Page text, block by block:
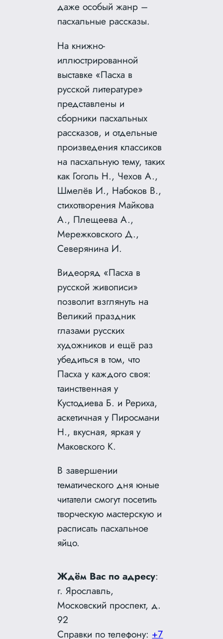
даже особый жанр –
пасхальные рассказы.
На книжно-
иллюстрированной
выставке «Пасха в
русской литературе»
представлены и
сборники пасхальных
рассказов, и отдельные
произведения классиков
на пасхальную тему, таких
как Гоголь Н., Чехов А.,
Шмелёв И., Набоков В.,
стихотворения Майкова
А., Плещеева А.,
Мережковского Д.,
Северянина И.
Видеоряд «Пасха в
русской живописи»
позволит взглянуть на
Великий праздник
глазами русских
художников и ещё раз
убедиться в том, что
Пасха у каждого своя:
таинственная у
Кустодиева Б. и Рериха,
аскетичная у Пиросмани
Н., вкусная, яркая у
Маковского К.
В завершении
тематического дня юные
читатели смогут посетить
творческую мастерскую и
расписать пасхальное
яйцо.
Ждём Вас по адресу:
г. Ярославль,
Московский проспект, д.
92
Справки по телефону: +7